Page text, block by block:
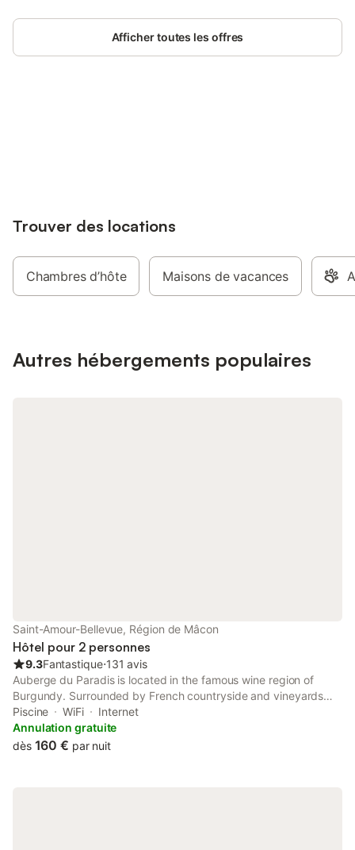
This property offers access to a balcony,
free private parking and free WiFi.
situated in Saint-
Afficher toutes les offres
Trouver des locations
Chambres d’hôte Maisons de vacances
Autres hébergements populaires
Saint-Amour-Bellevue, Région de Mâcon
Hôtel pour 2 personnes
9.3Fantastique⋅131 avis
Auberge du Paradis is located in the famous wine region of
Burgundy. Surrounded by French countryside and vineyards
this charming hotel features an outdoor swimming pool.
Piscine WiFi
Internet
Annulation gratuite
dès 160 € par nuit